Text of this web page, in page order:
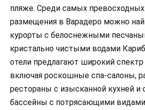
пляже. Среди самых
размещения в Варадеро можно
курорты с белоснежными
кристально чистыми водами
отели предлагают широкий спектр
включая роскошные спа-салоны,
рестораны с изысканной кухней
бассейны с потрясающими